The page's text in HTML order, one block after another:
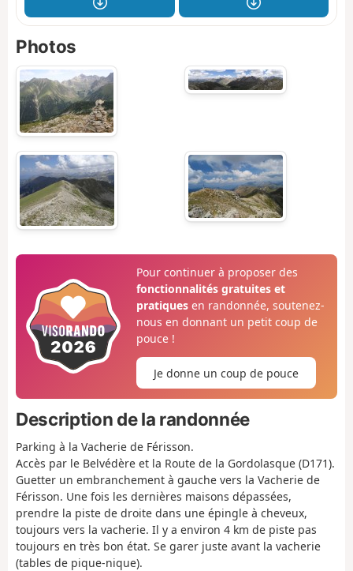
Photos
Pour continuer à proposer des
fonctionnalités gratuites et
pratiquesen randonnée, soutenez-
nous en donnant un petit coup de
pouce !
Je donne un coup de pouce
Description de la randonnée
Parking à la Vacherie de Férisson.
Accès par le Belvédère et la Route de la Gordolasque (D171).
Guetter un embranchement à gauche vers la Vacherie de
Férisson. Une fois les dernières maisons dépassées,
prendre la piste de droite dans une épingle à cheveux,
toujours vers la vacherie. Il y a environ 4 km de piste pas
toujours en très bon état. Se garer juste avant la vacherie
(tables de pique-nique).